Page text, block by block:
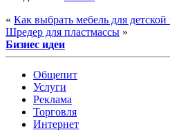
« Как выбрать мебель для
Шредер для пластмассы »
Бизнес идеи
Общепит
Услуги
Реклама
Торговля
Интернет